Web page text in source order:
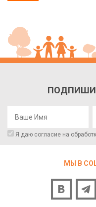
Я даю согласие на
МЫ В